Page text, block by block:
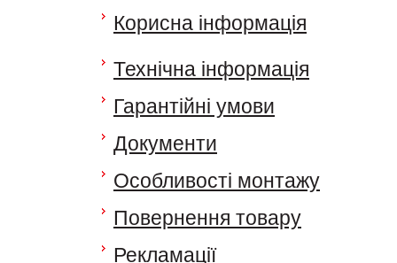
Корисна інформація
Технічна інформація
Гарантійні умови
Документи
Особливості монтажу
Повернення товару
Рекламації